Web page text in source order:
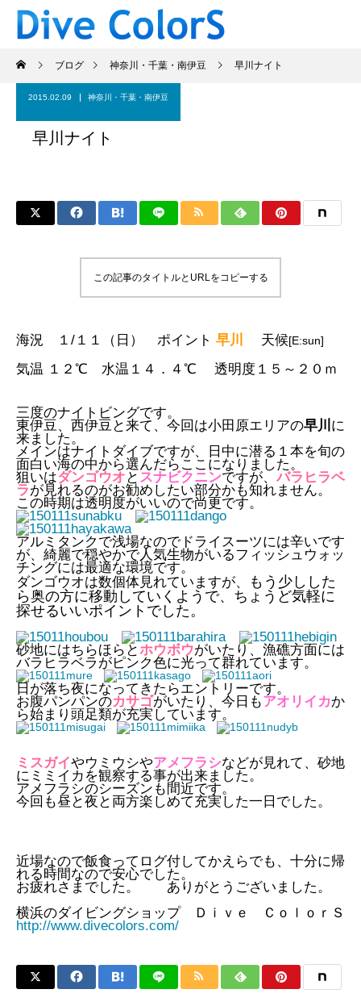
ブログ 神奈川・千葉・南伊豆 早川ナイト
2015.02.09 神奈川・千葉・南伊豆
早川ナイト
この記事のタイトルとURLをコピーする
海況 １/１１（日） ポイント 早川 天候[E:sun]
気温 １２℃ 水温１４．４℃ 透明度１５～２０ｍ
三度のナイトビングです。
東伊豆、西伊豆と来て、今回は小田原エリアの早川 に
来ました。
メインはナイトダイブですが、日中に潜る１本を旬の
面白い海の中から選んだらここになりました。
狙いはダンゴウオ と スナビクニンですが、 バラヒラベ
ラが見れるのがお勧めしたい部分かも知れません。
この時期は透明度がいいので尚更です。
アルミタンクで浅場なのでドライスーツには辛いです
が、綺麗で穏やかで人気生物がいるフィッシュウォッ
チングには最適な環境です。
ダンゴウオは数個体見れていますが、
もう少しした
ら奥の方に移動していくようで、ちょうど気軽に
探せるいいポイントでした。
砂地にはちらほらとホウボウがいたり、漁礁方面には
バラヒラベラがピンク色に光って群れています。
日が落ち夜になってきたらエントリーです。
お腹パンパンのカサゴがいたり、今日もアオリイカか
ら始まり頭足類が充実しています。
ミスガイやウミウシやアメフラシなどが見れて、砂地
にミミイカを観察する事が出来ました。
アメフラシのシーズンも間近です。
今回も昼と夜と両方楽しめて充実した一日でした。
近場なので飯食ってログ付してかえらでも、十分に帰
れる時間なので安心でした。
お疲れさまでした。 ありがとうございました。
横浜のダイビングショップ Ｄｉｖｅ ＣｏｌｏｒＳ
http://www.divecolors.com/